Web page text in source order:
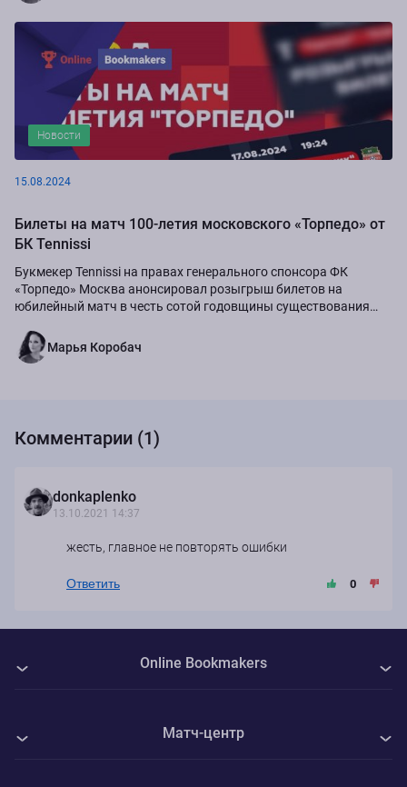
Новости
15.08.2024
Билеты на матч 100-летия московского «Торпедо» от
БК Tennissi
Букмекер Tennissi на правах генерального спонсора ФК
«Торпедо» Москва анонсировал розыгрыш билетов на
юбилейный матч в честь сотой годовщины существования
Марья Коробач
Комментарии (1)
donkaplenko
13.10.2021 14:37
жесть, главное не повторять ошибки
Ответить 0
Матч-центр
Online Bookmakers